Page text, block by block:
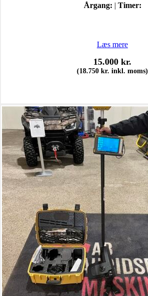
Årgang: | Timer:
Læs mere
15.000 kr.
(18.750 kr. inkl. moms)